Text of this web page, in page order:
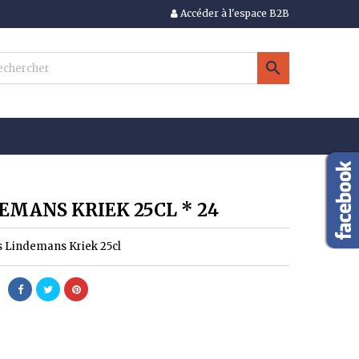
Accéder à l'espace B2B

KRIEK 25CL * 24
Lindemans Kriek 25cl